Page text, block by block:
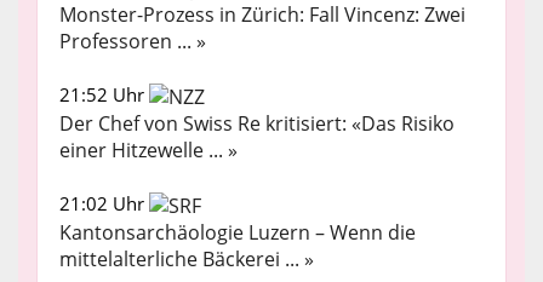
Monster-Prozess in Zürich: Fall Vincenz: Zwei
Professoren ... »
21:52 Uhr
Der Chef von Swiss Re kritisiert: «Das Risiko
einer Hitzewelle ... »
21:02 Uhr
Kantonsarchäologie Luzern – Wenn die
mittelalterliche Bäckerei ... »